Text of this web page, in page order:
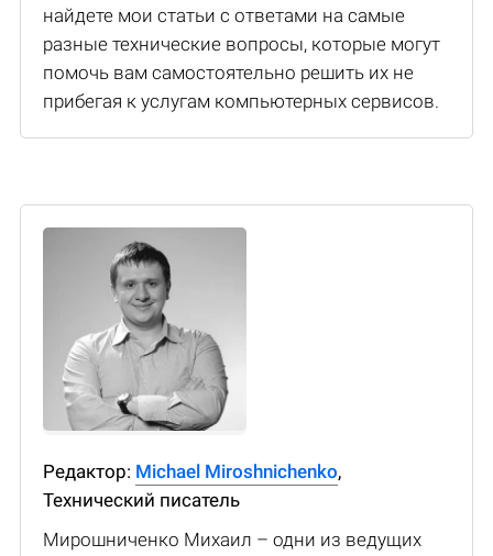
найдете мои статьи с ответами на самые
разные технические вопросы, которые могут
помочь вам самостоятельно решить их не
прибегая к услугам компьютерных сервисов.
Редактор: Michael Miroshnichenko,
Технический писатель
Мирошниченко Михаил – одни из ведущих